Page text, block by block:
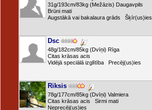
31g/193cm/83kg (Mežāzis) Daugavpils
Brūni mati
Augstākā vai bakalaura grāds Šķīr(us)ies
Dsc
48g/182cm/85kg (Dvīņi) Rīga
Citas krāsas acis
Vidējā speciālā izglītība Precēj(us)ies
Riksis
78g/177cm/85kg (Dvīņi) Valmiera
Citas krāsas acis Sirmi mati
Neprecēj(us)ies